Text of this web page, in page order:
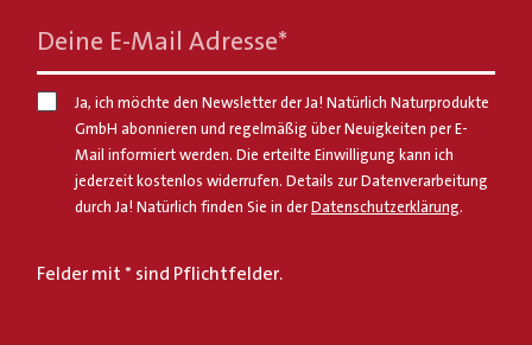
Deine E-Mail Adresse*
Ja, ich möchte den Newsletter der Ja! Natürlich Naturprodukte
GmbH abonnieren und regelmäßig über Neuigkeiten per E-
Mail informiert werden. Die erteilte Einwilligung kann ich
jederzeit kostenlos widerrufen. Details zur Datenverarbeitung
durch Ja! Natürlich finden Sie in derDatenschutzerklärung.
Felder mit * sind Pflichtfelder.